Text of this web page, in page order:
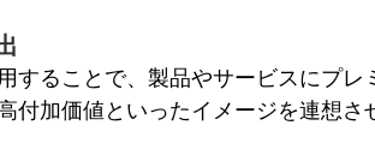
することで、製品やサービスにプ
付加価値といったイメージを連想さ